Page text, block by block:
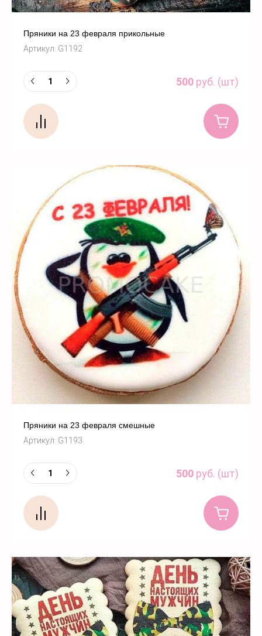
Пряники на 23 февраля прикольные
Артикул: G1192
500 руб. (шт)
Пряники на 23 февраля смешные
Артикул: G1193
500 руб. (шт)